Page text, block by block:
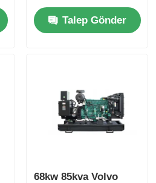
Açık Dizel Jeneratör
Seti
Talep Gönder
68kw 85kva Volvo